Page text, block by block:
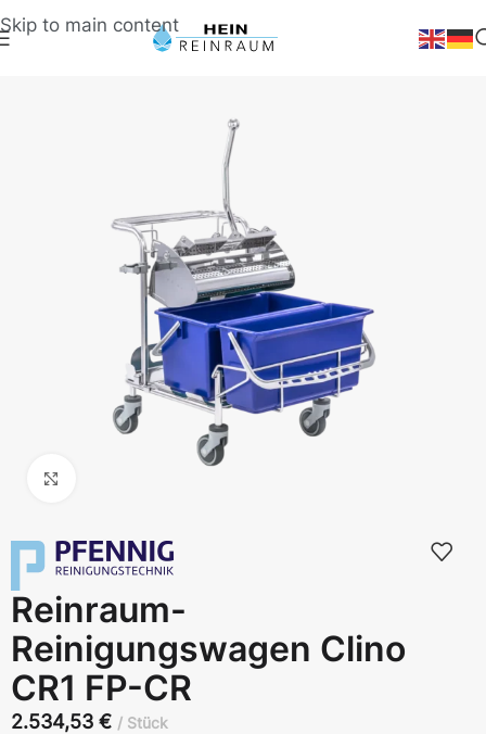
Skip to main content
Reinraum-
Reinigungswagen Clino
CR1 FP-CR
2.534,53 € Stück